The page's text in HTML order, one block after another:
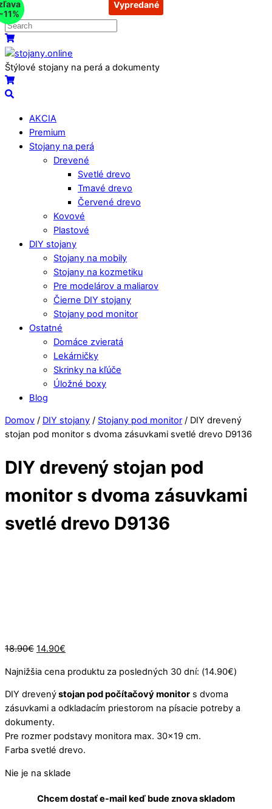
Skip
to
content
MenuKošík
Štýlové stojany na perá a dokumenty
Košík
Search
AKCIA
Premium
Stojany na perá
Drevené
Svetlé drevo
Tmavé drevo
Červené drevo
Kovové
Plastové
DIY stojany
Stojany na mobily
Stojany na kozmetiku
Pre modelárov a maliarov
Čierne DIY stojany
Stojany pod monitor
Ostatné
Domáce zvieratá
Lekárničky
Skrinky na kľúče
Úložné boxy
Blog
Close
Menu
Close
Cart
Domov / DIY stojany / Stojany pod monitor / DIY drevený
stojan pod monitor s dvoma zásuvkami svetlé drevo D9136
DIY drevený stojan pod
monitor s dvoma zásuvkami
svetlé drevo D9136
18.90€ Pôvodná
bola:
18.90€.
14.90€
je:
14.90€.
Najnižšia cena produktu za posledných 30 dní: (14.90€)
DIY drevenýstojan pod počítačový monitor s dvoma
zásuvkami a odkladacím priestorom na písacie potreby a
dokumenty.
Pre rozmer podstavy monitora max. 30×19 cm.
Farba svetlé drevo.
Nie je na sklade
Chcem dostať e-mail keď bude znova skladom
11%
Vypredané
Vypredané